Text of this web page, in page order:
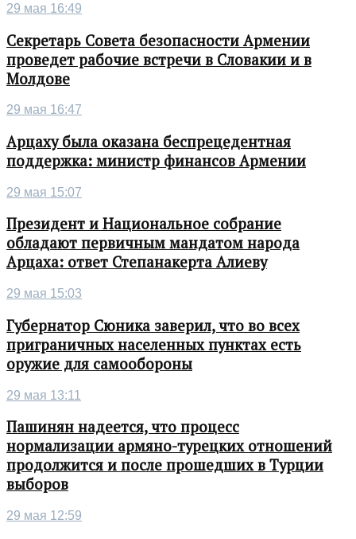
29 мая 16:49
Секретарь Совета безопасности Армении
проведет рабочие встречи в Словакии и в
Молдове
29 мая 16:47
Арцаху была оказана беспрецедентная
поддержка: министр финансов Армении
29 мая 15:07
Президент и Национальное собрание
обладают первичным мандатом народа
Арцаха: ответ Степанакерта Алиеву
29 мая 15:03
Губернатор Сюника заверил, что во всех
приграничных населенных пунктах есть
оружие для самообороны
29 мая 13:11
Пашинян надеется, что процесс
нормализации армяно-турецких отношений
продолжится и после прошедших в Турции
выборов
29 мая 12:59